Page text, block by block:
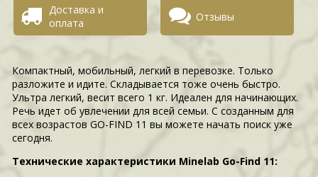
Доставка и
оплата
Отзывы
Компактный, мобильный, легкий в перевозке. Только
разложите и идите. Складывается тоже очень быстро.
Ультра легкий, весит всего 1 кг. Идеален для начинающих.
Речь идет об увлечении для всей семьи. С созданным для
всех возрастов GO-FIND 11 вы можете начать поиск уже
сегодня.
Технические характеристики Minelab Go-Find 11: